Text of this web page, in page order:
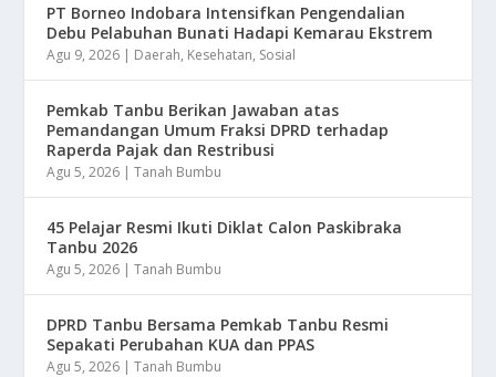
​PT Borneo Indobara Intensifkan Pengendalian
Debu Pelabuhan Bunati Hadapi Kemarau Ekstrem
Agu 9, 2026 | Daerah, Kesehatan, Sosial
Pemkab Tanbu Berikan Jawaban atas
Pemandangan Umum Fraksi DPRD terhadap
Raperda Pajak dan Restribusi
Agu 5, 2026 |Tanah Bumbu
45 Pelajar Resmi Ikuti Diklat Calon Paskibraka
Tanbu 2026
Agu 5, 2026 |Tanah Bumbu
DPRD Tanbu Bersama Pemkab Tanbu Resmi
Sepakati Perubahan KUA dan PPAS
Agu 5, 2026 |Tanah Bumbu